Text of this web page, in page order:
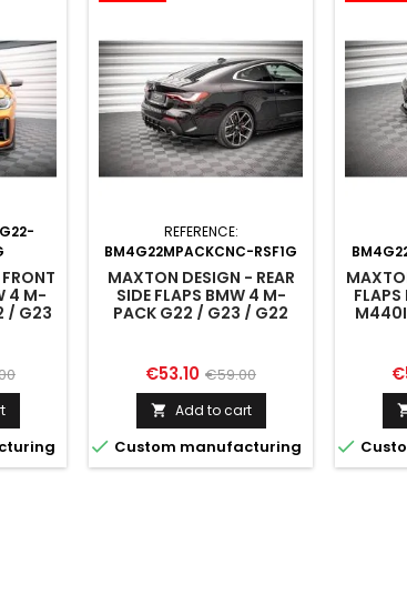
4 M-
/ G23
REFERENCE:
BM4G22MPACKCNC-RSF1G
MAXTON DESIGN - REAR
SIDE FLAPS BMW 4 M-
PACK G22 / G23 / G22
Price
€53.10 Regular
price
€59.00
 Add to cart
 Custom manufacturing 